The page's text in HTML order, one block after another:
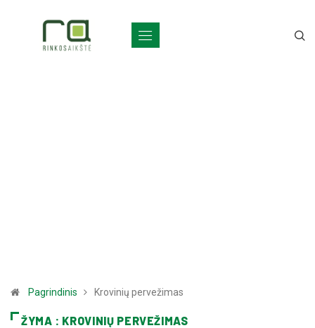
Pagrindinis Krovinių pervežimas
ŽYMA : KROVINIŲ PERVEŽIMAS